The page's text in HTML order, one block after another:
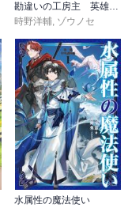
勘違いの工房主 英雄パーティの元雑用係が、実は戦闘以外がSSSランクだったというよくある話
時野洋輔, ゾウノセ
水属性の魔法使い